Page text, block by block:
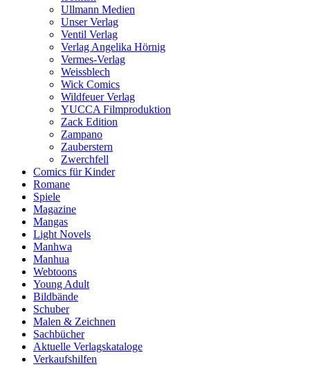
Ullmann Medien
Unser Verlag
Ventil Verlag
Verlag Angelika Hörnig
Vermes-Verlag
Weissblech
Wick Comics
Wildfeuer Verlag
YUCCA Filmproduktion
Zack Edition
Zampano
Zauberstern
Zwerchfell
Comics für Kinder
Romane
Spiele
Magazine
Mangas
Light Novels
Manhwa
Manhua
Webtoons
Young Adult
Bildbände
Schuber
Malen & Zeichnen
Sachbücher
Aktuelle Verlagskataloge
Verkaufshilfen